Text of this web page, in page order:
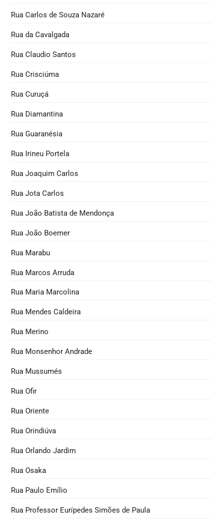
Rua Carlos de Souza Nazaré
Rua da Cavalgada
Rua Claudio Santos
Rua Crisciúma
Rua Curuçá
Rua Diamantina
Rua Guaranésia
Rua Irineu Portela
Rua Joaquim Carlos
Rua Jota Carlos
Rua João Batista de Mendonça
Rua João Boemer
Rua Marabu
Rua Marcos Arruda
Rua Maria Marcolina
Rua Mendes Caldeira
Rua Merino
Rua Monsenhor Andrade
Rua Mussumés
Rua Ofir
Rua Oriente
Rua Orindiúva
Rua Orlando Jardim
Rua Osaka
Rua Paulo Emílio
Rua Professor Eurípedes Simões de Paula